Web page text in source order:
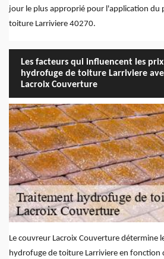
jour le plus approprié pour l'application
toiture Larriviere 40270.
Les facteurs qui influencent les
hydrofuge de toiture Larriviere
Lacroix Couverture
Le couvreur Lacroix Couverture détermine
hydrofuge de toiture Larriviere en fonction